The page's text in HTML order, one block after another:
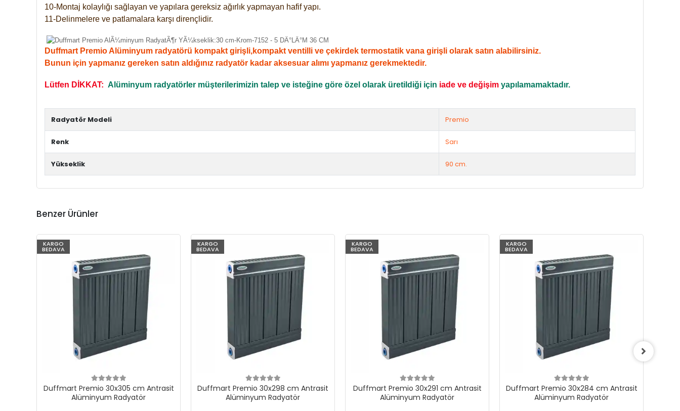
10-Montaj kolaylığı sağlayan ve yapılara gereksiz ağırlık yapmayan hafif yapı.
11-Delinmelere ve patlamalara karşı dirençlidir.
Duffmart Premio Alüminyum radyatörü kompakt girişli,kompakt ventilli ve çekirdek termostatik vana girişli olarak satın alabilirsiniz.
Bunun için yapmanız gereken satın aldığınız radyatör kadar aksesuar alımı yapmanız gerekmektedir.
Lütfen DİKKAT: Alüminyum radyatörler müşterilerimizin talep ve isteğine göre özel olarak üretildiği için iade ve değişim yapılamamaktadır.
Radyatör Modeli Premio
Renk Sarı
Yükseklik 90 cm.
Benzer Ürünler
KARGO
BEDAVA
Duffmart Premio 30x305 cm Antrasit
Alüminyum Radyatör
KARGO
BEDAVA
Duffmart Premio 30x298 cm Antrasit
Alüminyum Radyatör
KARGO
BEDAVA
Duffmart Premio 30x291 cm Antrasit
Alüminyum Radyatör
KARGO
BEDAVA
Duffmart Premio 30x284 cm Antrasit
Alüminyum Radyatör